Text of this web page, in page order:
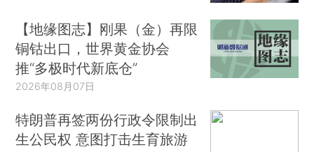
【地缘图志】刚果（金）再限
铜钴出口，世界黄金协会
推“多极时代新底仓”
2026年08月07日
特朗普再签两份行政令限制出
生公民权 意图打击生育旅游